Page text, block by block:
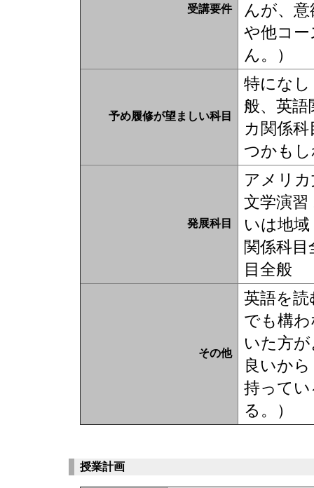
受講要件
んが、
や他コ
ん。）
予め履修が望ましい科目
特になし
般、英
カ関係
つかも
発展科目
アメリ
文学演
いは地
関係科
目全般
その他
英語を読
でも構
いた方
良いか
持って
る。）
授業計画